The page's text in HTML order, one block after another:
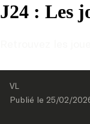
J24 : Les
VL
Publié le 25/02/